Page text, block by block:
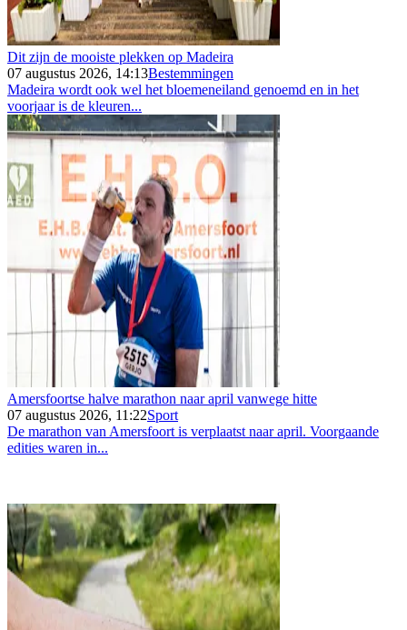
Dit zijn de mooiste plekken op Madeira
07 augustus 2026, 14:13Bestemmingen
Madeira wordt ook wel het bloemeneiland genoemd en in het
voorjaar is de kleuren...
Amersfoortse halve marathon naar april vanwege hitte
07 augustus 2026, 11:22Sport
De marathon van Amersfoort is verplaatst naar april. Voorgaande
edities waren in...